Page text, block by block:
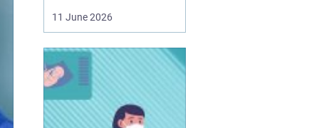
Kalundborg står over for
samme spørgsmål: Skal
vi skifte den gamle
varmekilde ud, og er en
11 June 2026